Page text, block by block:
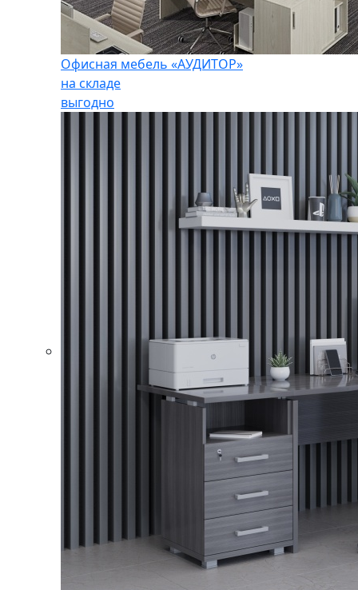
Офисная мебель «АУДИТОР»
на складе
выгодно